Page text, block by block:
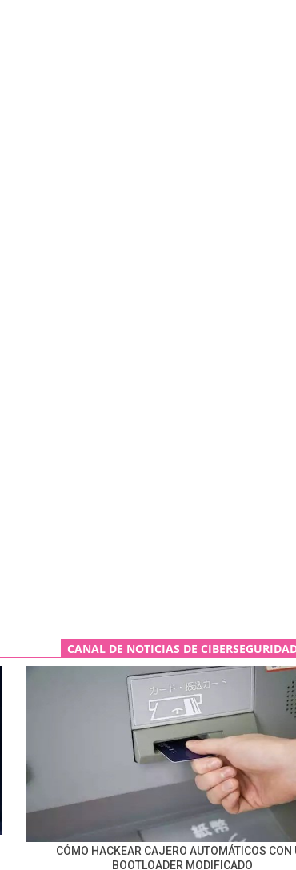
CANAL DE NOTICIAS DE
CÓMO HACKEAR CAJERO AUTOMÁTICOS CON
BOOTLOADER MODIFICADO